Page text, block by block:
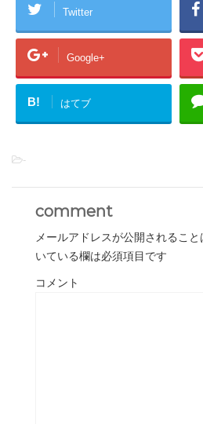
Twitter
Google+
B! はてブ
-
comment
メールアドレスが公開されること
いている欄は必須項目です
コメント